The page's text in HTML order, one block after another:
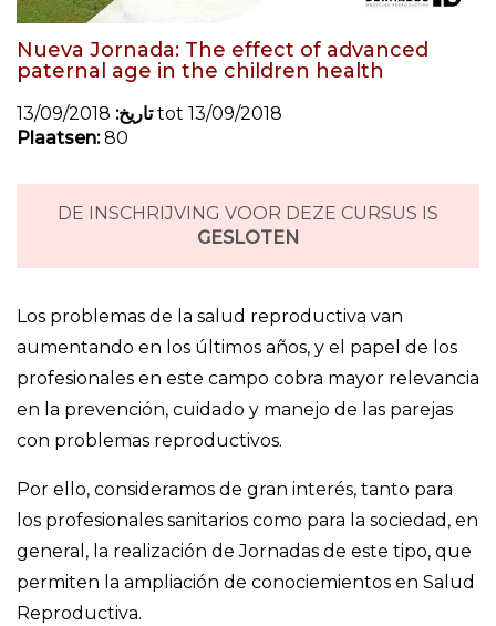
Nueva Jornada: The effect of advanced
paternal age in the children health
تاريخ:13/09/2018 tot 13/09/2018
Plaatsen:80
DE INSCHRIJVING VOOR DEZE CURSUS IS
GESLOTEN
Los problemas de la salud reproductiva van
aumentando en los últimos años, y el papel de los
profesionales en este campo cobra mayor relevancia
en la prevención, cuidado y manejo de las parejas
con problemas reproductivos.
Por ello, consideramos de gran interés, tanto para
los profesionales sanitarios como para la sociedad, en
general, la realización de Jornadas de este tipo, que
permiten la ampliación de conociemientos en Salud
Reproductiva.